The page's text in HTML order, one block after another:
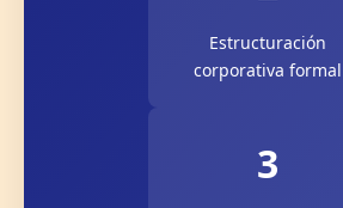
Estructuración
corporativa formal
3